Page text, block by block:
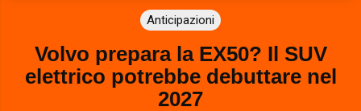
Anticipazioni
Volvo prepara la EX50? Il SUV
elettrico potrebbe debuttare nel
2027